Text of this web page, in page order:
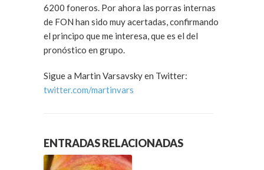
6200 foneros. Por ahora las porras internas
de FON han sido muy acertadas, confirmando
el principo que me interesa, que es el del
pronóstico en grupo.
Sigue a Martin Varsavsky en Twitter:
twitter.com/martinvars
ENTRADAS RELACIONADAS